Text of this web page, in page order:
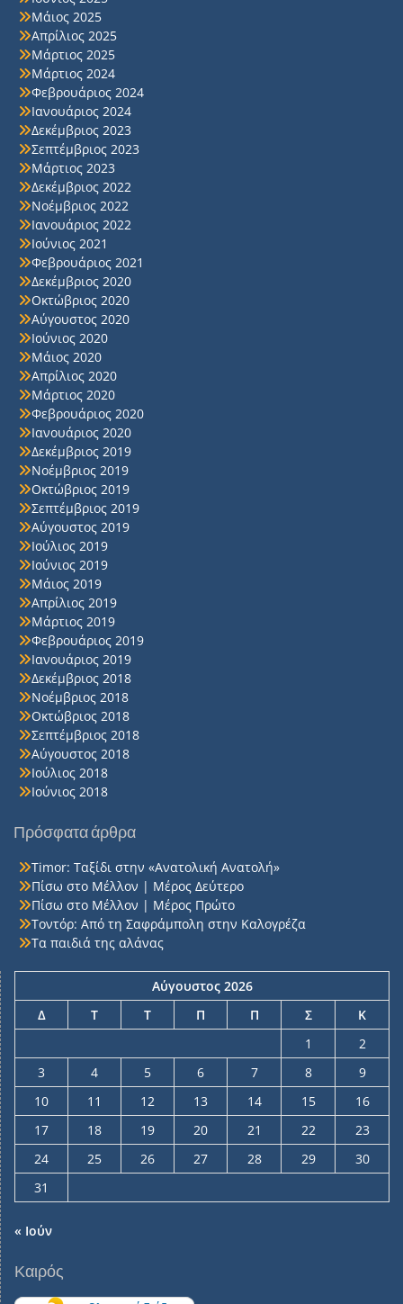
Μάιος 2025
Απρίλιος 2025
Μάρτιος 2025
Μάρτιος 2024
Φεβρουάριος 2024
Ιανουάριος 2024
Δεκέμβριος 2023
Σεπτέμβριος 2023
Μάρτιος 2023
Δεκέμβριος 2022
Νοέμβριος 2022
Ιανουάριος 2022
Ιούνιος 2021
Φεβρουάριος 2021
Δεκέμβριος 2020
Οκτώβριος 2020
Αύγουστος 2020
Ιούνιος 2020
Μάιος 2020
Απρίλιος 2020
Μάρτιος 2020
Φεβρουάριος 2020
Ιανουάριος 2020
Δεκέμβριος 2019
Νοέμβριος 2019
Οκτώβριος 2019
Σεπτέμβριος 2019
Αύγουστος 2019
Ιούλιος 2019
Ιούνιος 2019
Μάιος 2019
Απρίλιος 2019
Μάρτιος 2019
Φεβρουάριος 2019
Ιανουάριος 2019
Δεκέμβριος 2018
Νοέμβριος 2018
Οκτώβριος 2018
Σεπτέμβριος 2018
Αύγουστος 2018
Ιούλιος 2018
Ιούνιος 2018
Πρόσφατα άρθρα
Timor: Ταξίδι στην «Ανατολική Ανατολή»
Πίσω στο Μέλλον | Μέρος Δεύτερο
Πίσω στο Μέλλον | Μέρος Πρώτο
Τοντόρ: Από τη Σαφράμπολη στην Καλογρέζα
Τα παιδιά της αλάνας
Αύγουστος 2026
Δ
Τ Τ Π Π Σ
Κ
1
2
3
4 5 6 7 8
9
10
11 12 13 14 15
16
17
18 19 20 21 22
23
24
25 26 27 28 29
30
31
« Ιούν
Καιρός